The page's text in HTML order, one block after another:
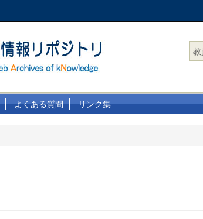
よくある質問 リンク集